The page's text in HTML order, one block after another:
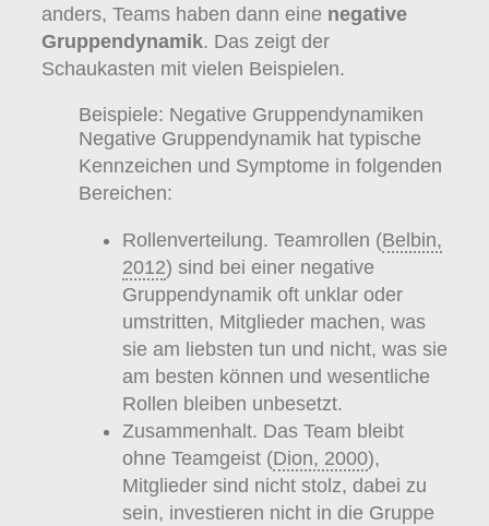
anders, Teams haben dann eine negative
Gruppendynamik. Das zeigt der
Schaukasten mit vielen Beispielen.
Beispiele: Negative Gruppendynamiken
Negative Gruppendynamik hat typische
Kennzeichen und Symptome in folgenden
Bereichen:
Rollenverteilung. Teamrollen (Belbin,
2012) sind bei einer negative
Gruppendynamik oft unklar oder
umstritten, Mitglieder machen, was
sie am liebsten tun und nicht, was sie
am besten können und wesentliche
Rollen bleiben unbesetzt.
Zusammenhalt. Das Team bleibt
ohne Teamgeist (Dion, 2000),
Mitglieder sind nicht stolz, dabei zu
sein, investieren nicht in die Gruppe